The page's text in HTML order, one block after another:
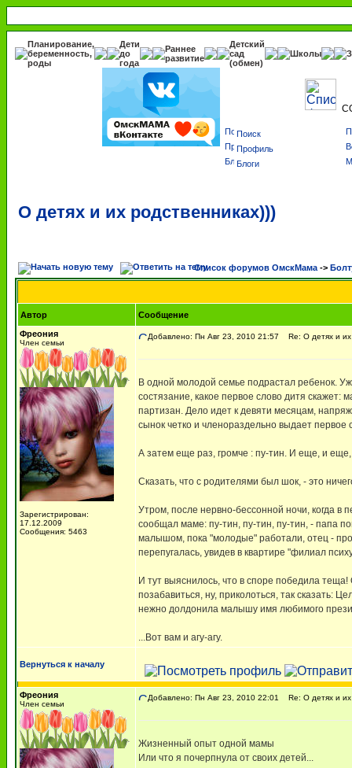
Планирование,
беременность,
роды
Дети
до
года
Раннее
развитие
Детский
сад
(обмен)
Школы
Поиск
Профиль
Блоги
О детях и их родственниках)))
Список форумов ОмскМама ->
Автор
Сообщение
Фреония
Член семьи
Зарегистрирован:
17.12.2009
Сообщения: 5463
Добавлено: Пн Авг 23, 2010 21:57 Re: О детях и их
В одной молодой семье подрастал ребенок.
состязание, какое первое слово дитя
партизан. Дело идет к девяти месяцам,
сынок четко и членораздельно выдает первое
А затем еще раз, громче : пу-тин. И еще, и еще,
Сказать, что с родителями был шок, - это
Утром, после нервно-бессонной ночи, когда
сообщал маме: пу-тин, пу-тин, пу-тин, - папа
малышом, пока "молодые" работали, отец -
перепугалась, увидев в квартире "филиал
И тут выяснилось, что в споре победила
позабавиться, ну, приколоться, так сказать:
нежно долдонила малышу имя любимого
...Вот вам и агу-агу.
Вернуться к началу
Фреония
Член семьи
Добавлено: Пн Авг 23, 2010 22:01 Re: О детях и их
Жизненный опыт одной мамы
Или что я почерпнула от своих детей...